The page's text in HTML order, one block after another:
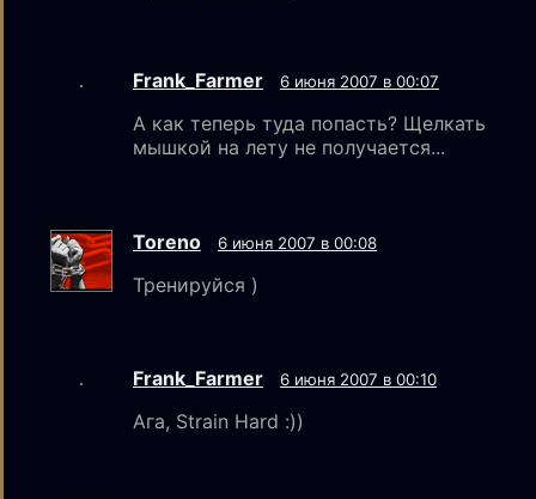
Frank_Farmer 6 июня 2007 в 00:07
А как теперь туда попасть? Щелкать
мышкой на лету не получается...
Toreno 6 июня 2007 в 00:08
Тренируйся )
Frank_Farmer 6 июня 2007 в 00:10
Ага, Strain Hard :))